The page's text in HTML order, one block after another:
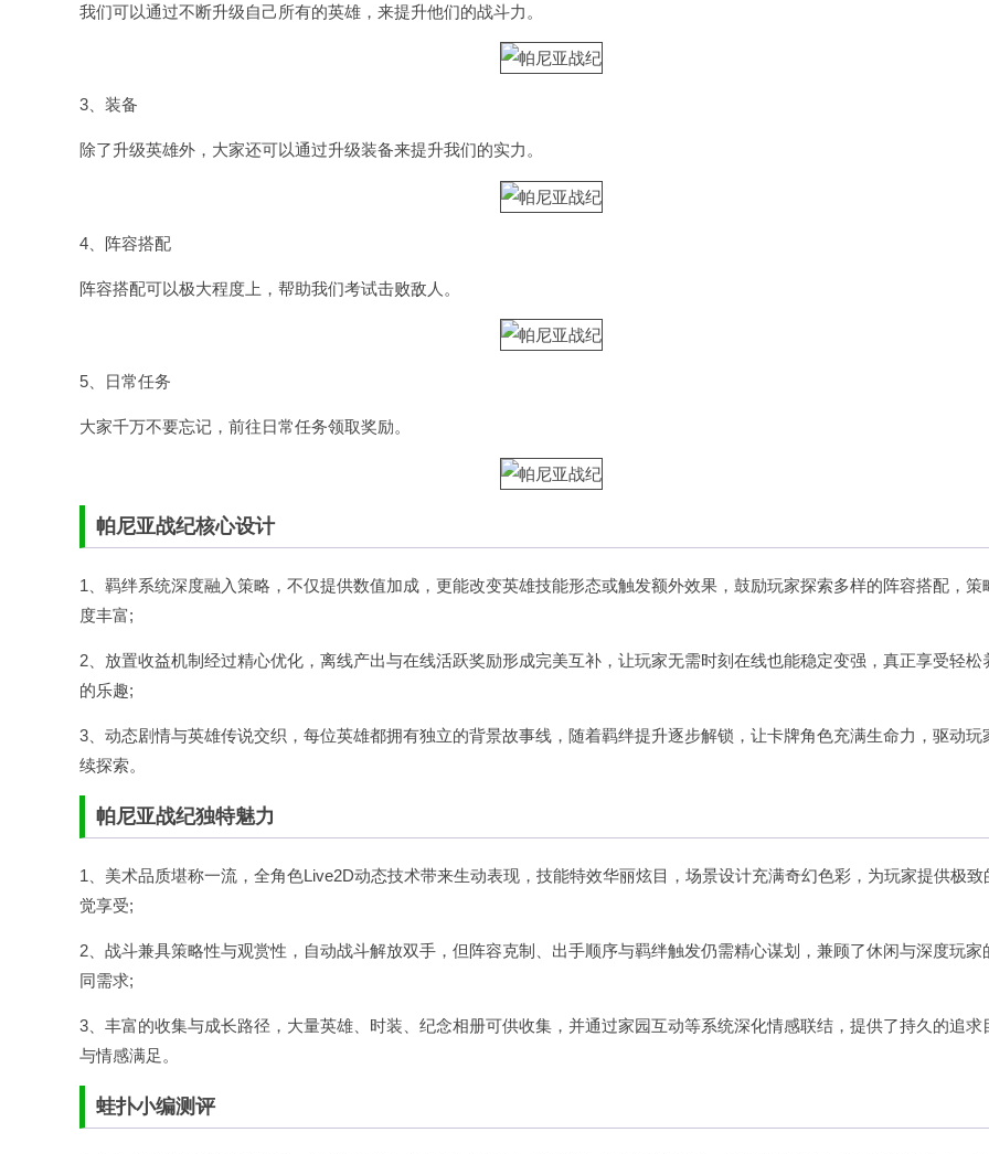
我们可以通过不断升级自己所有的英雄，来提升他们的战斗力。
3、装备
除了升级英雄外，大家还可以通过升级装备来提升我们的实力。
4、阵容搭配
阵容搭配可以极大程度上，帮助我们考试击败敌人。
5、日常任务
大家千万不要忘记，前往日常任务领取奖励。
帕尼亚战纪核心设计
1、羁绊系统深度融入策略，不仅提供数值加成，更能改变英雄技能形态或触发额外效果，鼓励玩家探索多样的阵容搭配，策
度丰富;
2、放置收益机制经过精心优化，离线产出与在线活跃奖励形成完美互补，让玩家无需时刻在线也能稳定变强，真正享受轻松
的乐趣;
3、动态剧情与英雄传说交织，每位英雄都拥有独立的背景故事线，随着羁绊提升逐步解锁，让卡牌角色充满生命力，驱动玩
续探索。
帕尼亚战纪独特魅力
1、美术品质堪称一流，全角色Live2D动态技术带来生动表现，技能特效华丽炫目，场景设计充满奇幻色彩，为玩家提供极致
觉享受;
2、战斗兼具策略性与观赏性，自动战斗解放双手，但阵容克制、出手顺序与羁绊触发仍需精心谋划，兼顾了休闲与深度玩家
同需求;
3、丰富的收集与成长路径，大量英雄、时装、纪念相册可供收集，并通过家园互动等系统深化情感联结，提供了持久的追求
与情感满足。
蛙扑小编测评